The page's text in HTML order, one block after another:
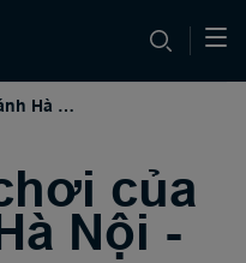
Chuyến đi chơi của Chi nhánh Hà Nội - Đợt 1
của
Nội -